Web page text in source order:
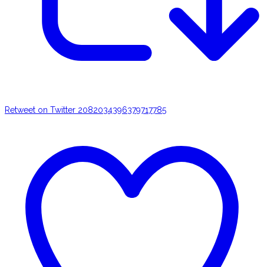
Retweet on Twitter 2082034396379717785